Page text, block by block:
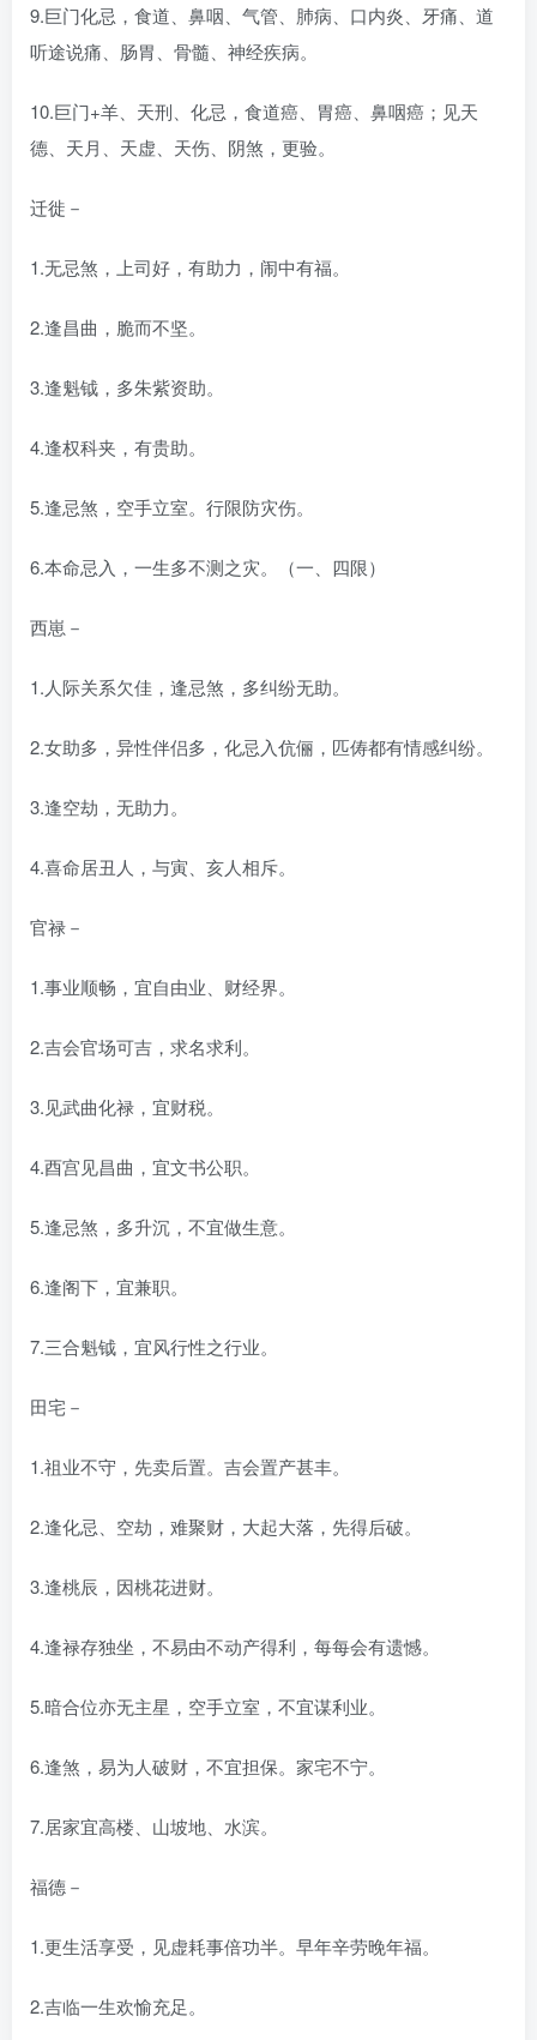
9.巨门化忌，食道、鼻咽、气管、肺病、口内炎、牙痛、道
听途说痛、肠胃、骨髓、神经疾病。
10.巨门+羊、天刑、化忌，食道癌、胃癌、鼻咽癌；见天
德、天月、天虚、天伤、阴煞，更验。
迁徙－
1.无忌煞，上司好，有助力，闹中有福。
2.逢昌曲，脆而不坚。
3.逢魁钺，多朱紫资助。
4.逢权科夹，有贵助。
5.逢忌煞，空手立室。行限防灾伤。
6.本命忌入，一生多不测之灾。（一、四限）
西崽－
1.人际关系欠佳，逢忌煞，多纠纷无助。
2.女助多，异性伴侣多，化忌入伉俪，匹俦都有情感纠纷。
3.逢空劫，无助力。
4.喜命居丑人，与寅、亥人相斥。
官禄－
1.事业顺畅，宜自由业、财经界。
2.吉会官场可吉，求名求利。
3.见武曲化禄，宜财税。
4.酉宫见昌曲，宜文书公职。
5.逢忌煞，多升沉，不宜做生意。
6.逢阁下，宜兼职。
7.三合魁钺，宜风行性之行业。
田宅－
1.祖业不守，先卖后置。吉会置产甚丰。
2.逢化忌、空劫，难聚财，大起大落，先得后破。
3.逢桃辰，因桃花进财。
4.逢禄存独坐，不易由不动产得利，每每会有遗憾。
5.暗合位亦无主星，空手立室，不宜谋利业。
6.逢煞，易为人破财，不宜担保。家宅不宁。
7.居家宜高楼、山坡地、水滨。
福德－
1.更生活享受，见虚耗事倍功半。早年辛劳晚年福。
2.吉临一生欢愉充足。